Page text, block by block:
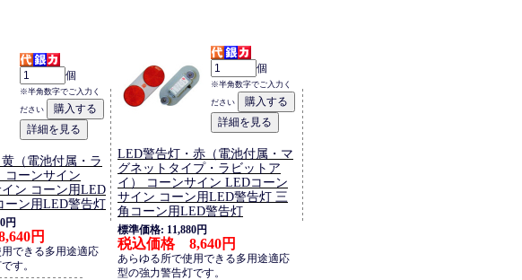
個
※半角数字でご入力く
ださい
（電池付属・ラ
コーンサイン
ン コーン用LED
ーン用LED警告灯
円
円
できる多用途適応
す。
個
※半角数字でご入力く
ださい
LED警告灯・赤（電池付属・マ
グネットタイプ・ラビットア
イ） コーンサイン LEDコーン
サイン コーン用LED警告灯 三
角コーン用LED警告灯
標準価格: 11,880円
税込価格 8,640円
あらゆる所で使用できる多用途適応
型の強力警告灯です。